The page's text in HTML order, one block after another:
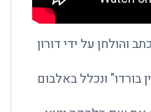
על ידי דורון
בורדו" ונכלל באלבום